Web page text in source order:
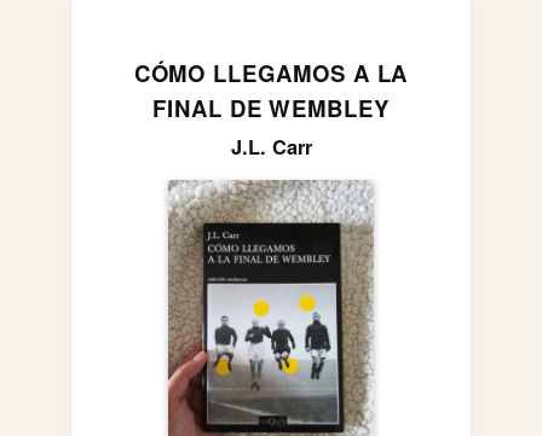
CÓMO LLEGAMOS A LA
FINAL DE WEMBLEY
J.L. Carr